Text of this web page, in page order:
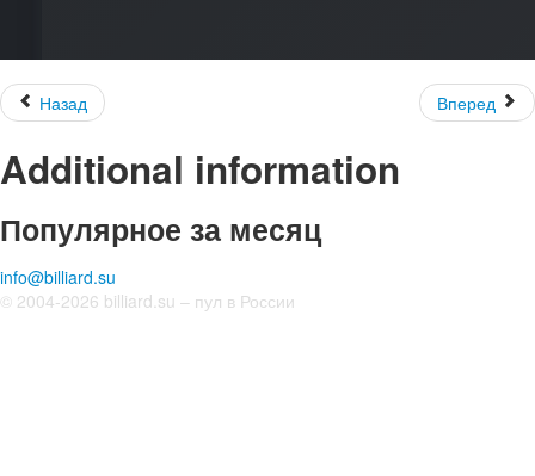
Назад Вперед
Additional information
Популярное за месяц
info@billiard.su
© 2004-2026 billiard.su – пул в России